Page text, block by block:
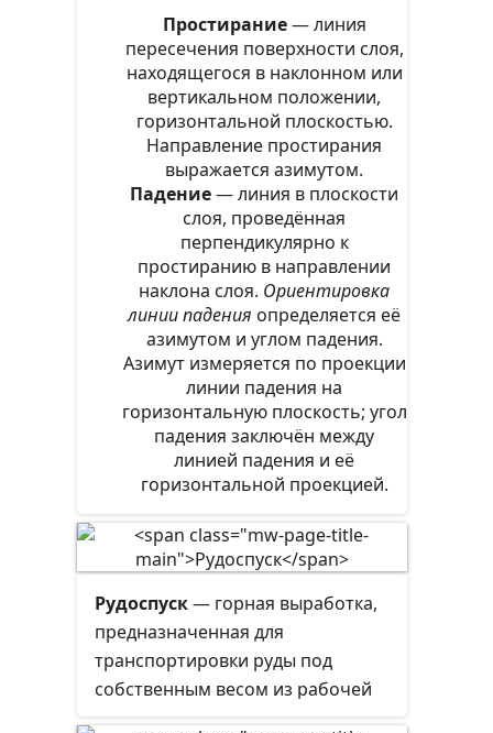
жилы и др. геологических тел, а
также различных поверхностей
относительно сторон горизонта и
горизонтальной плоскости.
Простирание— линия
пересечения поверхности слоя,
находящегося в наклонном или
вертикальном положении,
горизонтальной плоскостью.
Направление простирания
выражается азимутом.
Падение— линия в плоскости
слоя, проведённая
перпендикулярно к
простиранию в направлении
наклона слоя. Ориентировка
линии падения определяется её
азимутом и углом падения.
Азимут измеряется по проекции
линии падения на
горизонтальную плоскость; угол
падения заключён между
линией падения и её
горизонтальной проекцией.
Рудоспуск— горная выработка,
предназначенная для
транспортировки руды под
собственным весом из рабочей